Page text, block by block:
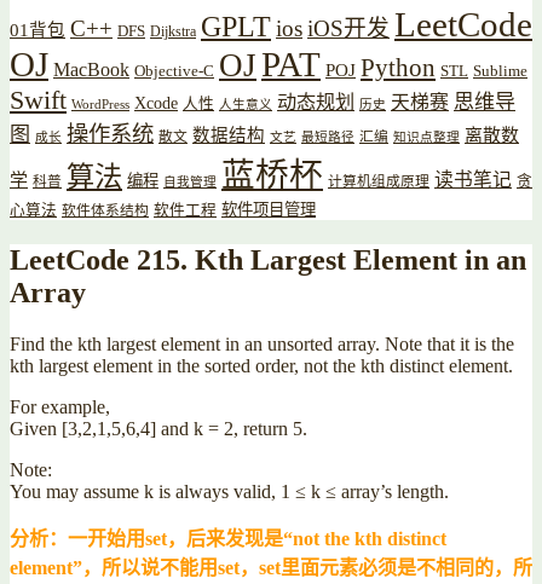
01背包 C++ DFS Dijkstra GPLTiosiOS开发 LeetCode
OJ MacBook Objective-C OJPAT POJ Python STL Sublime
Swift WordPress Xcode 人性 人生意义 动态规划 历史 天梯赛 思维导
图
成长 操作系统 散文 数据结构 文艺 最短路径 汇编 知识点整理 离散数
学 科普 算法 编程 自我管理 蓝桥杯 计算机组成原理 读书笔记 贪
心算法 软件体系结构 软件工程 软件项目管理
LeetCode 215. Kth Largest Element in an
Array
Find the kth largest element in an unsorted array. Note that it is the
kth largest element in the sorted order, not the kth distinct element.
For example,
Given [3,2,1,5,6,4] and k = 2, return 5.
Note:
You may assume k is always valid, 1 ≤ k ≤ array’s length.
分析：一开始用set，后来发现是“not the kth distinct
element”，所以说不能用set，set里面元素必须是不相同的，所